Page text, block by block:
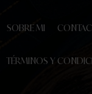
SOBRE MI
TÉRMINOS Y